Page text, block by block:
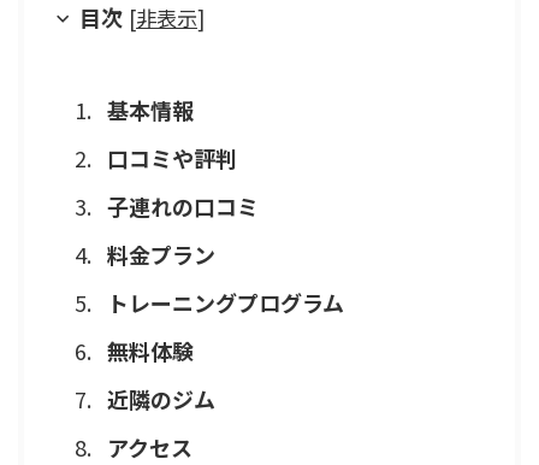
目次 [非表示]
基本情報
口コミや評判
子連れの口コミ
料金プラン
トレーニングプログラム
無料体験
近隣のジム
アクセス